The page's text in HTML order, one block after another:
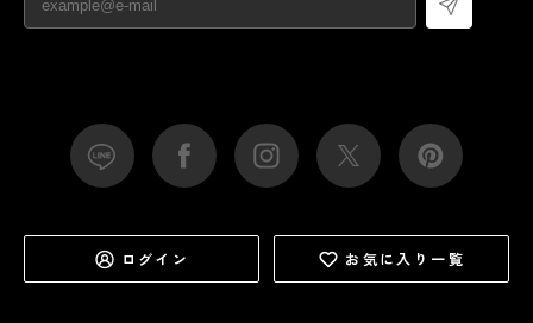
ログイン お気に入り一覧